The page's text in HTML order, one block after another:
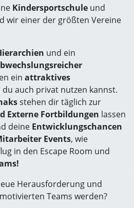
Kindersportschule und
wir einer der größten Vereine
und ein
ein attraktives
du auch privat nutzen kannst.
stehen dir täglich zur
Externe Fortbildungen lassen
deine Entwicklungschancen
Events, wie
in den Escape Room und
Herausforderung und
Teams werden?